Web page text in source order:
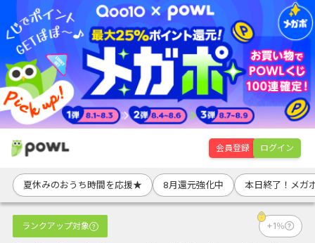
会員登録 ログイン
夏休みのおうち時間を応援★ 8月還元強化中 本日終了！メガ
ランクアップ対象 +1％